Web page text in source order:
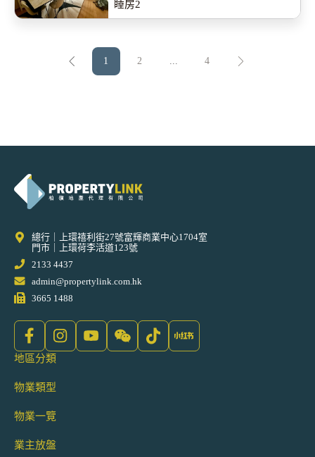
睡房2
1 2 ... 4
總行｜上環禧利街27號富輝商業中心1704室
門市｜上環荷李活道123號
2133 4437
admin@propertylink.com.hk
3665 1488
地區分類
物業類型
物業一覽
業主放盤